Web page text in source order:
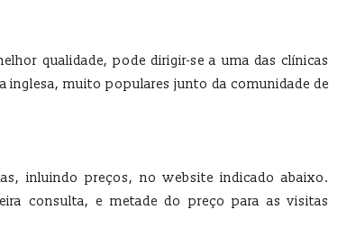
qualidade, pode dirigir-se a uma das clínicas
inglesa, muito populares junto da comunidade de
inluindo preços, no website indicado abaixo.
consulta, e metade do preço para as visitas